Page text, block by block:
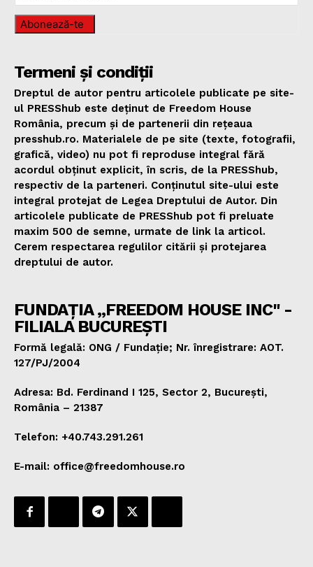
Abonează-te
Termeni și condiții
Dreptul de autor pentru articolele publicate pe site-
ul PRESShub este deținut de Freedom House
România, precum și de partenerii din rețeaua
presshub.ro. Materialele de pe site (texte, fotografii,
grafică, video) nu pot fi reproduse integral fără
acordul obținut explicit, în scris, de la PRESShub,
respectiv de la parteneri. Conținutul site-ului este
integral protejat de Legea Dreptului de Autor. Din
articolele publicate de PRESShub pot fi preluate
maxim 500 de semne, urmate de link la articol.
Cerem respectarea regulilor citării și protejarea
dreptului de autor.
FUNDAȚIA „FREEDOM HOUSE INC" -
FILIALA BUCUREȘTI
Formă legală: ONG / Fundație; Nr. înregistrare: AOT.
127/PJ/2004
Adresa: Bd. Ferdinand I 125, Sector 2, București,
România – 21387
Telefon: +40.743.291.261
E-mail: office@freedomhouse.ro